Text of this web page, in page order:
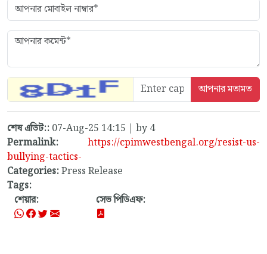
শেষ এডিট:: 07-Aug-25 14:15 | by 4
Permalink:
https://cpimwestbengal.org/resist-us-
bullying-tactics-
Categories:Press Release
Tags:
শেয়ার:
সেভ পিডিএফ: